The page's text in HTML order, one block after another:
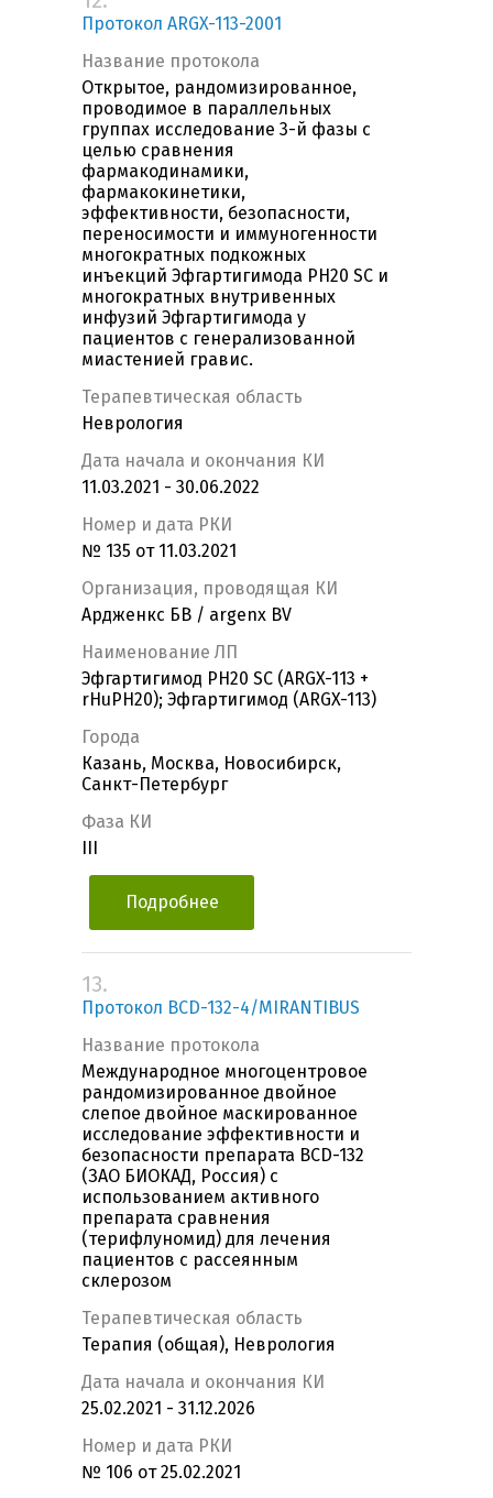
Протокол ARGX-113-2001
Название протокола
Открытое, рандомизированное,
проводимое в параллельных
группах исследование 3-й фазы с
целью сравнения
фармакодинамики,
фармакокинетики,
эффективности, безопасности,
переносимости и иммуногенности
многократных подкожных
инъекций Эфгартигимода PH20 SC и
многократных внутривенных
инфузий Эфгартигимода у
пациентов с генерализованной
миастенией гравис.
Терапевтическая область
Неврология
Дата начала и окончания КИ
11.03.2021 - 30.06.2022
Номер и дата РКИ
№ 135 от 11.03.2021
Организация, проводящая КИ
Ардженкс БВ / argenx BV
Наименование ЛП
Эфгартигимод РH20 SC (ARGX-113 +
rHuPH20); Эфгартигимод (ARGX-113)
Города
Казань, Москва, Новосибирск,
Санкт-Петербург
Фаза КИ
Подробнее
13.
Протокол BCD-132-4/MIRANTIBUS
Название протокола
Международное многоцентровое
рандомизированное двойное
слепое двойное маскированное
исследование эффективности и
безопасности препарата BCD-132
(ЗАО БИОКАД, Россия) с
использованием активного
препарата сравнения
(терифлуномид) для лечения
пациентов с рассеянным
склерозом
Терапевтическая область
Терапия (общая), Неврология
Дата начала и окончания КИ
25.02.2021 - 31.12.2026
Номер и дата РКИ
№ 106 от 25.02.2021